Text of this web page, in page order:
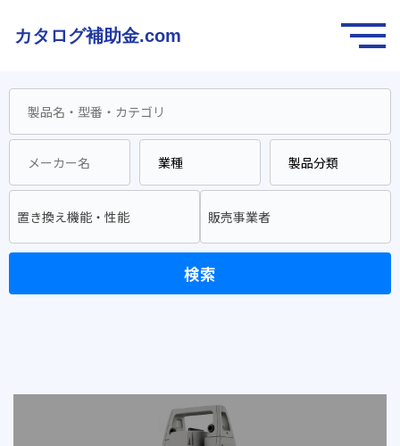
カタログ補助金.com
置き換え機能・性能 販売事業者
検索